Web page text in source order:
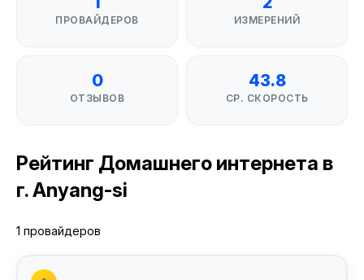
ПРОВАЙДЕРОВ ИЗМЕРЕНИЙ
0
ОТЗЫВОВ
43.8
СР. СКОРОСТЬ
Рейтинг Домашнего интернета в
г. Anyang-si
1 провайдеров